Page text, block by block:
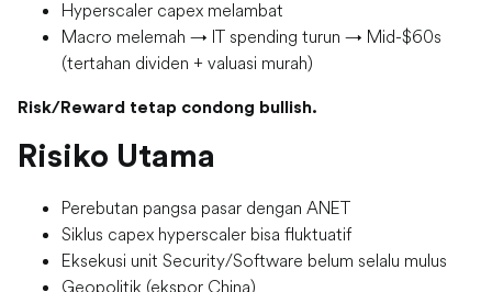
Hyperscaler capex melambat
Macro melemah → IT spending turun → Mid-$60s
(tertahan dividen + valuasi murah)
Risk/Reward tetap condong bullish.
Risiko Utama
Perebutan pangsa pasar dengan ANET
Siklus capex hyperscaler bisa fluktuatif
Eksekusi unit Security/Software belum selalu mulus
Geopolitik (ekspor China)